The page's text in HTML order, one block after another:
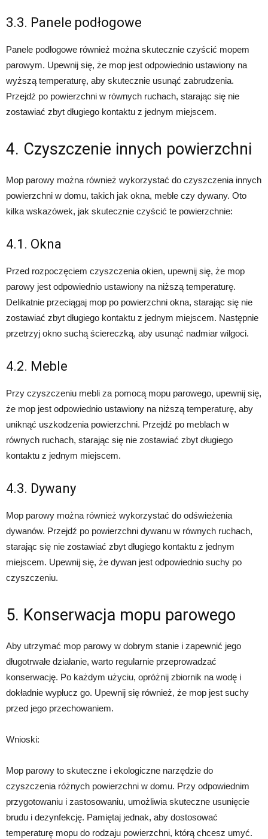
3.3. Panele podłogowe
Panele podłogowe również można skutecznie czyścić mopem
parowym. Upewnij się, że mop jest odpowiednio ustawiony na
wyższą temperaturę, aby skutecznie usunąć zabrudzenia.
Przejdź po powierzchni w równych ruchach, starając się nie
zostawiać zbyt długiego kontaktu z jednym miejscem.
4. Czyszczenie innych powierzchni
Mop parowy można również wykorzystać do czyszczenia innych
powierzchni w domu, takich jak okna, meble czy dywany. Oto
kilka wskazówek, jak skutecznie czyścić te powierzchnie:
4.1. Okna
Przed rozpoczęciem czyszczenia okien, upewnij się, że mop
parowy jest odpowiednio ustawiony na niższą temperaturę.
Delikatnie przeciągaj mop po powierzchni okna, starając się nie
zostawiać zbyt długiego kontaktu z jednym miejscem. Następnie
przetrzyj okno suchą ściereczką, aby usunąć nadmiar wilgoci.
4.2. Meble
Przy czyszczeniu mebli za pomocą mopu parowego, upewnij się,
że mop jest odpowiednio ustawiony na niższą temperaturę, aby
uniknąć uszkodzenia powierzchni. Przejdź po meblach w
równych ruchach, starając się nie zostawiać zbyt długiego
kontaktu z jednym miejscem.
4.3. Dywany
Mop parowy można również wykorzystać do odświeżenia
dywanów. Przejdź po powierzchni dywanu w równych ruchach,
starając się nie zostawiać zbyt długiego kontaktu z jednym
miejscem. Upewnij się, że dywan jest odpowiednio suchy po
czyszczeniu.
5. Konserwacja mopu parowego
Aby utrzymać mop parowy w dobrym stanie i zapewnić jego
długotrwałe działanie, warto regularnie przeprowadzać
konserwację. Po każdym użyciu, opróżnij zbiornik na wodę i
dokładnie wypłucz go. Upewnij się również, że mop jest suchy
przed jego przechowaniem.
Wnioski:
Mop parowy to skuteczne i ekologiczne narzędzie do
czyszczenia różnych powierzchni w domu. Przy odpowiednim
przygotowaniu i zastosowaniu, umożliwia skuteczne usunięcie
brudu i dezynfekcję. Pamiętaj jednak, aby dostosować
temperaturę mopu do rodzaju powierzchni, którą chcesz umyć.